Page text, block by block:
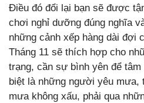
Điều đó đổi lại bạn sẽ được
chơi nghỉ dưỡng đúng nghĩa và
những cảnh xếp hàng dài đợi
Tháng 11 sẽ thích hợp cho
trạng, cần sự bình yên để
biệt là những người yêu
mưa không xấu, phải qua